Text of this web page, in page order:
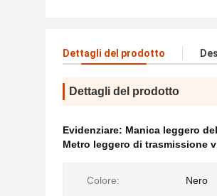
Dettagli del prodotto
Dettagli del prodotto
Evidenziare: Manica leggero
Metro leggero di trasmissione
Colore: Nero